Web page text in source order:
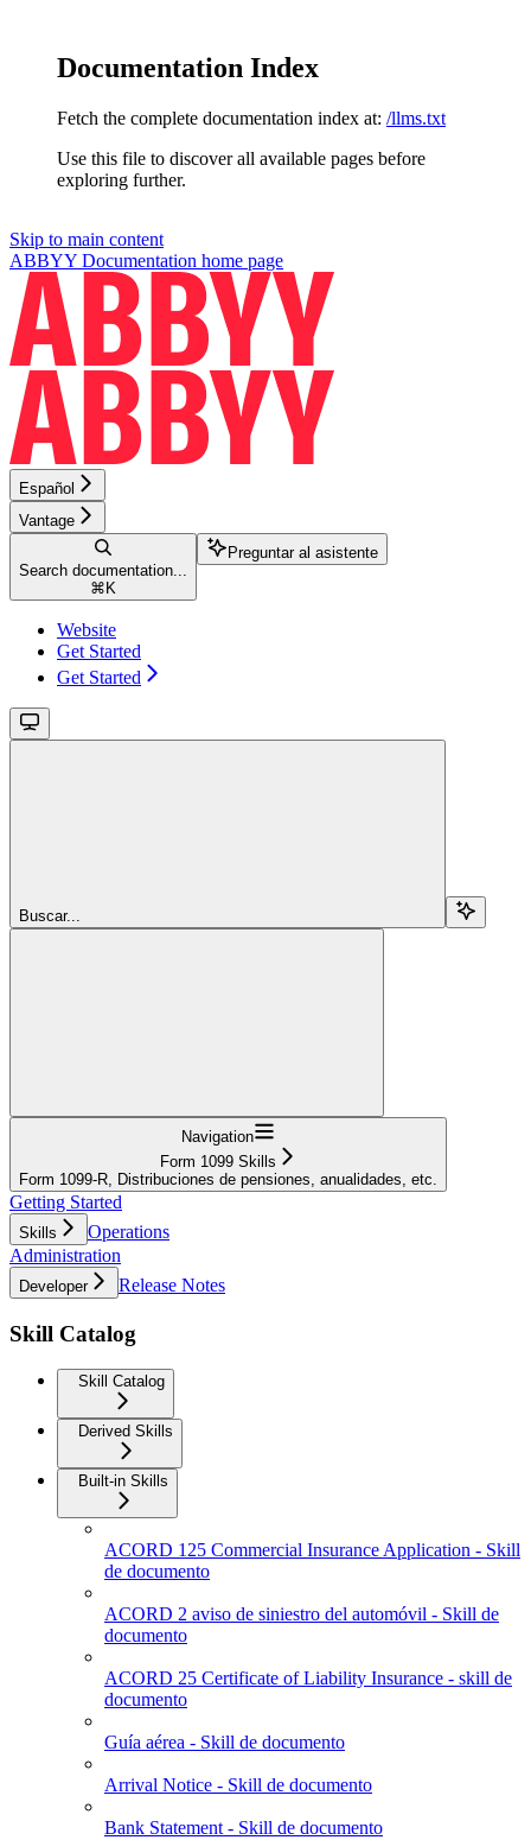
Documentation Index
Fetch the complete documentation index at: /llms.txt
Use this file to discover all available pages before
exploring further.
Skip to main content
ABBYY Documentation home page
Español
Vantage
Search documentation...
⌘ K
Preguntar al asistente
Website
Get Started
Get Started
Buscar...
Navigation
Form 1099 Skills
Form 1099-R, Distribuciones de pensiones, anualidades, etc.
Getting Started
Skills
Operations
Administration
Developer Release Notes
Skill Catalog
Skill Catalog
Derived Skills
Built-in Skills
ACORD 125 Commercial Insurance Application - Skill
de documento
ACORD 2 aviso de siniestro del automóvil - Skill de
documento
ACORD 25 Certificate of Liability Insurance - skill de
documento
Guía aérea - Skill de documento
Arrival Notice - Skill de documento
Bank Statement - Skill de documento